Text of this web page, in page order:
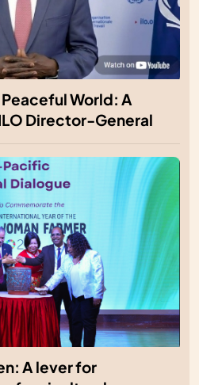
World: A
Director-General
A lever for